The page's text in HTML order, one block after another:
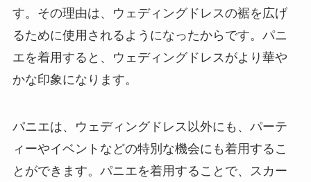
す。その理由は、ウェディングドレスの裾を広げ
るために使用されるようになったからです。パニ
エを着用すると、ウェディングドレスがより華や
かな印象になります。
パニエは、ウェディングドレス以外にも、パーテ
ィーやイベントなどの特別な機会にも着用するこ
とができます。パニエを着用することで、スカー